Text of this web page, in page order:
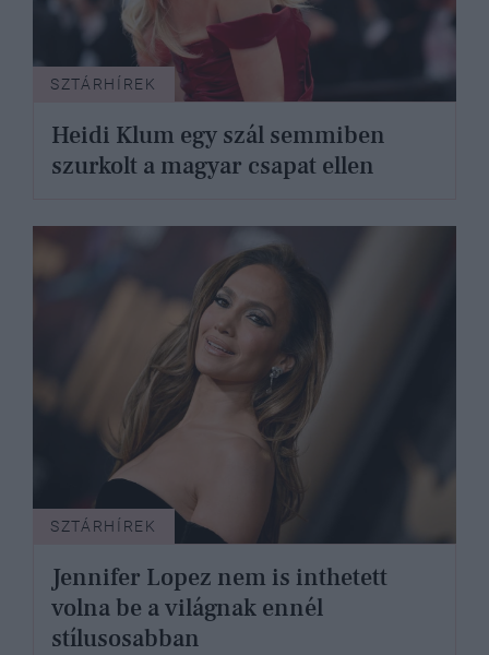
SZTÁRHÍREK
Heidi Klum egy szál semmiben
szurkolt a magyar csapat ellen
SZTÁRHÍREK
Jennifer Lopez nem is inthetett
volna be a világnak ennél
stílusosabban